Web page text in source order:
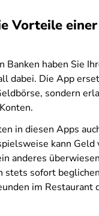
Vorteile
Banken haben Sie
dabei. Die App
sondern
in diesen Apps
kann Geld
anderes
stets sofort
im Restaurant